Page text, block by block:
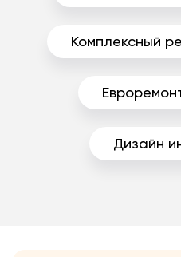
Комплексный
Дизайн